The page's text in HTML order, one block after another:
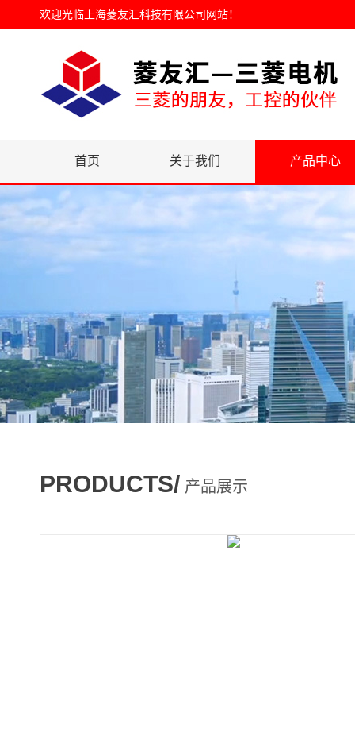
欢迎光临 上海菱友汇科技有限公司网站！
首页 关于我们 产品中心
PRODUCTS/ 产品展示